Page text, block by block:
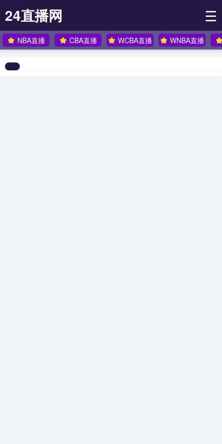
24直播网 ☰
NBA直播 CBA直播 WCBA直播 WNBA直播